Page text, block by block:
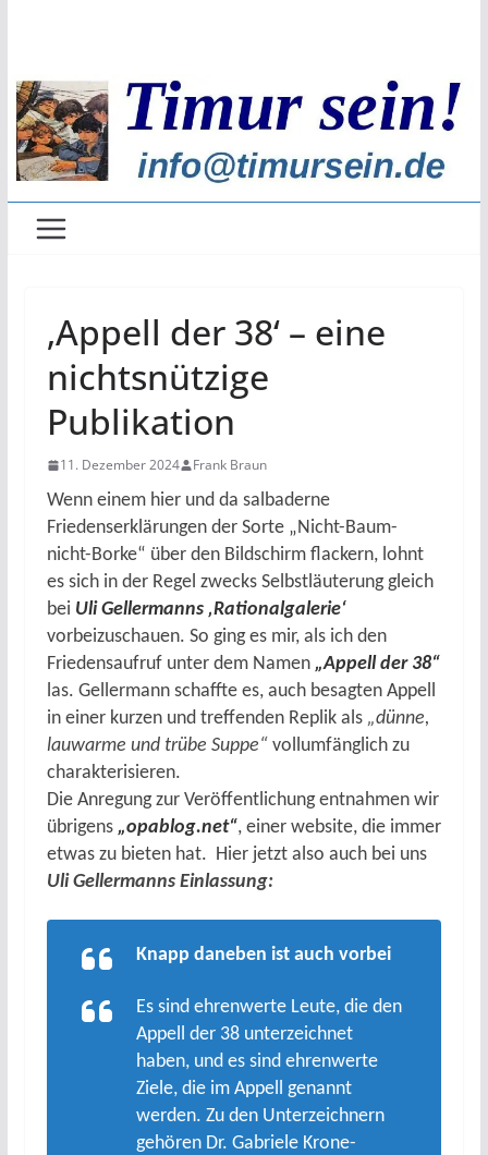
‚Appell der 38‘ – eine
nichtsnützige
Publikation
11. Dezember 2024 Frank Braun
Wenn einem hier und da salbaderne
Friedenserklärungen der Sorte „Nicht-Baum-
nicht-Borke“ über den Bildschirm flackern, lohnt
es sich in der Regel zwecks Selbstläuterung gleich
bei Uli Gellermanns ‚Rationalgalerie‘
vorbeizuschauen. So ging es mir, als ich den
Friedensaufruf unter dem Namen „Appell der 38“
las. Gellermann schaffte es, auch besagten Appell
in einer kurzen und treffenden Replik als „dünne,
lauwarme und trübe Suppe“ vollumfänglich zu
charakterisieren.
Die Anregung zur Veröffentlichung entnahmen wir
übrigens „opablog.net“, einer website, die immer
etwas zu bieten hat. Hier jetzt also auch bei uns
Uli Gellermanns Einlassung:
Knapp daneben ist auch vorbei
Es sind ehrenwerte Leute, die den
Appell der 38 unterzeichnet
haben, und es sind ehrenwerte
Ziele, die im Appell genannt
werden. Zu den Unterzeichnern
gehören Dr. Gabriele Krone-